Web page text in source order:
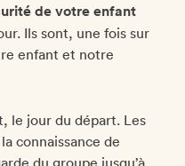
de votre enfant
Ils sont, une fois sur
enfant et notre
le jour du départ. Les
connaissance de
du groupe jusqu’à